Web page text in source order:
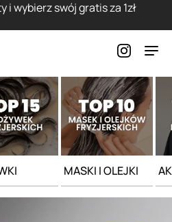
i wybierz swój gratis za 1zł
MASKI I OLEJKI